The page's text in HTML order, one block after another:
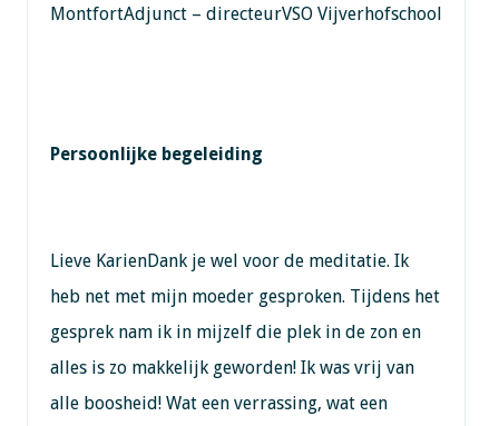
MontfortAdjunct – directeurVSO Vijverhofschool
Persoonlijke begeleiding
Lieve KarienDank je wel voor de meditatie. Ik
heb net met mijn moeder gesproken. Tijdens het
gesprek nam ik in mijzelf die plek in de zon en
alles is zo makkelijk geworden! Ik was vrij van
alle boosheid! Wat een verrassing, wat een